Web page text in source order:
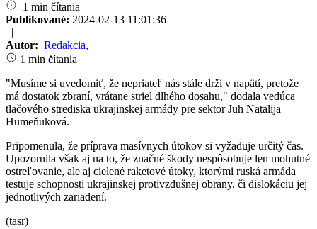
1 min čítania
Publikované: 2024-02-13 11:01:36
|
Autor: Redakcia,
1 min čítania
"Musíme si uvedomiť, že nepriateľ nás stále drží v napätí, pretože
má dostatok zbraní, vrátane striel dlhého dosahu," dodala vedúca
tlačového strediska ukrajinskej armády pre sektor Juh Natalija
Humeňuková.
Pripomenula, že príprava masívnych útokov si vyžaduje určitý čas.
Upozornila však aj na to, že značné škody nespôsobuje len mohutné
ostreľovanie, ale aj cielené raketové útoky, ktorými ruská armáda
testuje schopnosti ukrajinskej protivzdušnej obrany, či dislokáciu jej
jednotlivých zariadení.
(tasr)